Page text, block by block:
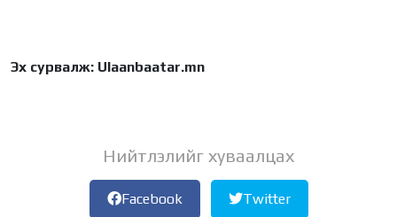
Эх сурвалж: Ulaanbaatar.mn
Нийтлэлийг хуваалцах
Facebook Twitter